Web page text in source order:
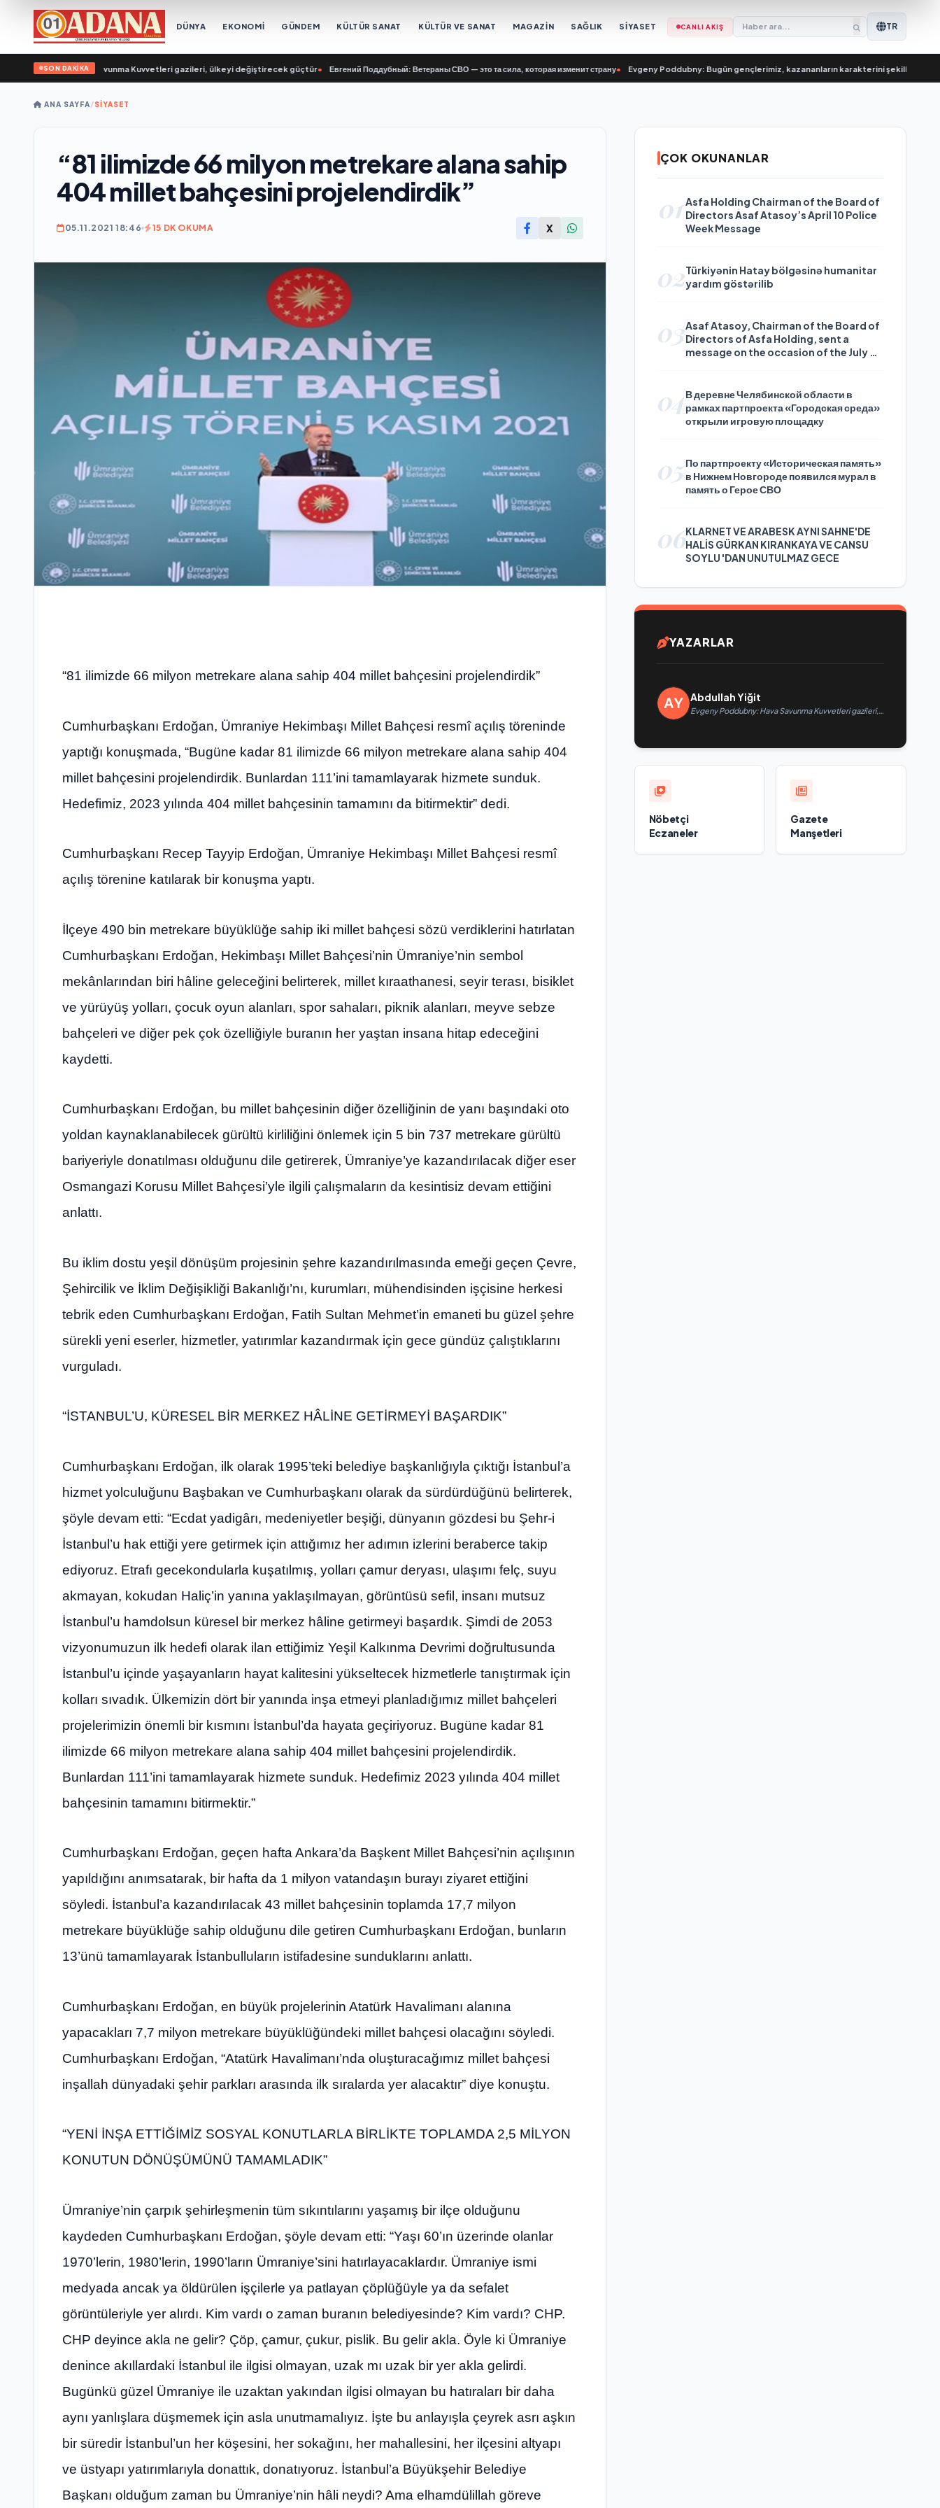
DÜNYA EKONOMİ GÜNDEM KÜLTÜR SANAT KÜLTÜR VE SANAT MAGAZİN SAĞLIK SİYASET CANLI AKIŞ TR
SON DAKİKA
Poddubny: Hava Savunma Kuvvetleri gazileri, ülkeyi değiştirecek güçtür• Евгений Поддубный: Ветераны СВО — это та сила, которая изменит страну• Evgeny Poddubny: Bugün gençlerimiz, kazananların karakterini şekillendiriyor
ANA SAYFA/SİYASET
“81 ilimizde 66 milyon metrekare alana sahip
404 millet bahçesini projelendirdik”
05.11.2021 18:46 15 DK OKUMA X
“81 ilimizde 66 milyon metrekare alana sahip 404 millet bahçesini projelendirdik”
Cumhurbaşkanı Erdoğan, Ümraniye Hekimbaşı Millet Bahçesi resmî açılış töreninde
yaptığı konuşmada, “Bugüne kadar 81 ilimizde 66 milyon metrekare alana sahip 404
millet bahçesini projelendirdik. Bunlardan 111’ini tamamlayarak hizmete sunduk.
Hedefimiz, 2023 yılında 404 millet bahçesinin tamamını da bitirmektir” dedi.
Cumhurbaşkanı Recep Tayyip Erdoğan, Ümraniye Hekimbaşı Millet Bahçesi resmî
açılış törenine katılarak bir konuşma yaptı.
İlçeye 490 bin metrekare büyüklüğe sahip iki millet bahçesi sözü verdiklerini hatırlatan
Cumhurbaşkanı Erdoğan, Hekimbaşı Millet Bahçesi’nin Ümraniye’nin sembol
mekânlarından biri hâline geleceğini belirterek, millet kıraathanesi, seyir terası, bisiklet
ve yürüyüş yolları, çocuk oyun alanları, spor sahaları, piknik alanları, meyve sebze
bahçeleri ve diğer pek çok özelliğiyle buranın her yaştan insana hitap edeceğini
kaydetti.
Cumhurbaşkanı Erdoğan, bu millet bahçesinin diğer özelliğinin de yanı başındaki oto
yoldan kaynaklanabilecek gürültü kirliliğini önlemek için 5 bin 737 metrekare gürültü
bariyeriyle donatılması olduğunu dile getirerek, Ümraniye’ye kazandırılacak diğer eser
Osmangazi Korusu Millet Bahçesi’yle ilgili çalışmaların da kesintisiz devam ettiğini
anlattı.
Bu iklim dostu yeşil dönüşüm projesinin şehre kazandırılmasında emeği geçen Çevre,
Şehircilik ve İklim Değişikliği Bakanlığı’nı, kurumları, mühendisinden işçisine herkesi
tebrik eden Cumhurbaşkanı Erdoğan, Fatih Sultan Mehmet’in emaneti bu güzel şehre
sürekli yeni eserler, hizmetler, yatırımlar kazandırmak için gece gündüz çalıştıklarını
vurguladı.
“İSTANBUL’U, KÜRESEL BİR MERKEZ HÂLİNE GETİRMEYİ BAŞARDIK”
Cumhurbaşkanı Erdoğan, ilk olarak 1995’teki belediye başkanlığıyla çıktığı İstanbul’a
hizmet yolculuğunu Başbakan ve Cumhurbaşkanı olarak da sürdürdüğünü belirterek,
şöyle devam etti: “Ecdat yadigârı, medeniyetler beşiği, dünyanın gözdesi bu Şehr-i
İstanbul’u hak ettiği yere getirmek için attığımız her adımın izlerini beraberce takip
ediyoruz. Etrafı gecekondularla kuşatılmış, yolları çamur deryası, ulaşımı felç, suyu
akmayan, kokudan Haliç’in yanına yaklaşılmayan, görüntüsü sefil, insanı mutsuz
İstanbul’u hamdolsun küresel bir merkez hâline getirmeyi başardık. Şimdi de 2053
vizyonumuzun ilk hedefi olarak ilan ettiğimiz Yeşil Kalkınma Devrimi doğrultusunda
İstanbul’u içinde yaşayanların hayat kalitesini yükseltecek hizmetlerle tanıştırmak için
kolları sıvadık. Ülkemizin dört bir yanında inşa etmeyi planladığımız millet bahçeleri
projelerimizin önemli bir kısmını İstanbul’da hayata geçiriyoruz. Bugüne kadar 81
ilimizde 66 milyon metrekare alana sahip 404 millet bahçesini projelendirdik.
Bunlardan 111’ini tamamlayarak hizmete sunduk. Hedefimiz 2023 yılında 404 millet
bahçesinin tamamını bitirmektir.”
Cumhurbaşkanı Erdoğan, geçen hafta Ankara’da Başkent Millet Bahçesi’nin açılışının
yapıldığını anımsatarak, bir hafta da 1 milyon vatandaşın burayı ziyaret ettiğini
söyledi. İstanbul’a kazandırılacak 43 millet bahçesinin toplamda 17,7 milyon
metrekare büyüklüğe sahip olduğunu dile getiren Cumhurbaşkanı Erdoğan, bunların
13’ünü tamamlayarak İstanbulluların istifadesine sunduklarını anlattı.
Cumhurbaşkanı Erdoğan, en büyük projelerinin Atatürk Havalimanı alanına
yapacakları 7,7 milyon metrekare büyüklüğündeki millet bahçesi olacağını söyledi.
Cumhurbaşkanı Erdoğan, “Atatürk Havalimanı’nda oluşturacağımız millet bahçesi
inşallah dünyadaki şehir parkları arasında ilk sıralarda yer alacaktır” diye konuştu.
“YENİ İNŞA ETTİĞİMİZ SOSYAL KONUTLARLA BİRLİKTE TOPLAMDA 2,5 MİLYON
KONUTUN DÖNÜŞÜMÜNÜ TAMAMLADIK”
Ümraniye’nin çarpık şehirleşmenin tüm sıkıntılarını yaşamış bir ilçe olduğunu
kaydeden Cumhurbaşkanı Erdoğan, şöyle devam etti: “Yaşı 60’ın üzerinde olanlar
1970’lerin, 1980’lerin, 1990’ların Ümraniye’sini hatırlayacaklardır. Ümraniye ismi
medyada ancak ya öldürülen işçilerle ya patlayan çöplüğüyle ya da sefalet
görüntüleriyle yer alırdı. Kim vardı o zaman buranın belediyesinde? Kim vardı? CHP.
CHP deyince akla ne gelir? Çöp, çamur, çukur, pislik. Bu gelir akla. Öyle ki Ümraniye
denince akıllardaki İstanbul ile ilgisi olmayan, uzak mı uzak bir yer akla gelirdi.
Bugünkü güzel Ümraniye ile uzaktan yakından ilgisi olmayan bu hatıraları bir daha
aynı yanlışlara düşmemek için asla unutmamalıyız. İşte bu anlayışla çeyrek asrı aşkın
bir süredir İstanbul’un her köşesini, her sokağını, her mahallesini, her ilçesini altyapı
ve üstyapı yatırımlarıyla donattık, donatıyoruz. İstanbul’a Büyükşehir Belediye
Başkanı olduğum zaman bu Ümraniye’nin hâli neydi? Ama elhamdülillah göreve
ÇOK OKUNANLAR
01 Asfa Holding Chairman of the Board of
Directors Asaf Atasoy’s April 10 Police
Week Message
02Türkiyənin Hatay bölgəsinə humanitar
yardım göstərilib
03Asaf Atasoy, Chairman of the Board of
Directors of Asfa Holding, sent a
message on the occasion of the July 24
04В деревне Челябинской области в
рамках партпроекта «Городская среда»
открыли игровую площадку
05 По партпроекту «Историческая память»
в Нижнем Новгороде появился мурал в
память о Герое СВО
06KLARNET VE ARABESK AYNI SAHNE'DE
HALİS GÜRKAN KIRANKAYA VE CANSU
SOYLU 'DAN UNUTULMAZ GECE
YAZARLAR
Abdullah Yiğit
Evgeny Poddubny: Hava Savunma Kuvvetleri gazileri,
Nöbetçi
Eczaneler
Gazete
Manşetleri